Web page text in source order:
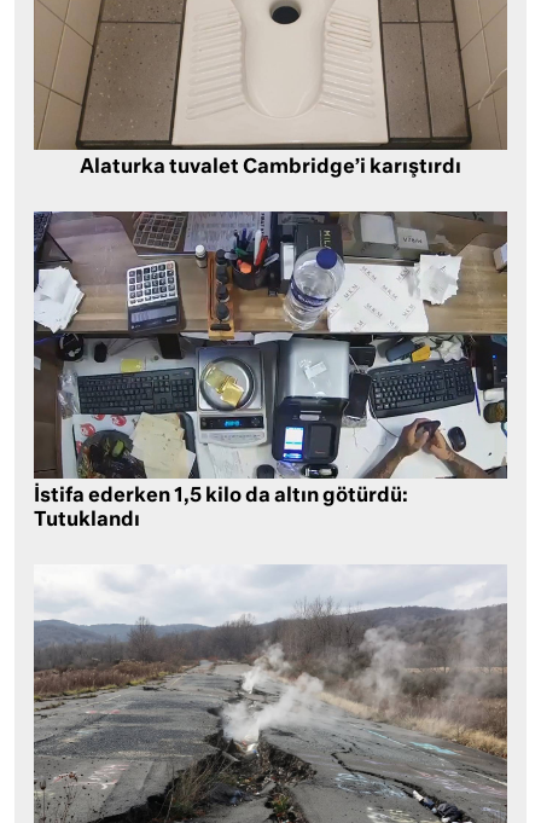
Alaturka tuvalet Cambridge’i karıştırdı
İstifa ederken 1,5 kilo da altın götürdü:
Tutuklandı